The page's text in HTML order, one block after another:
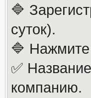
🔷
суток).
🔷 Нажмите
✅
компанию.